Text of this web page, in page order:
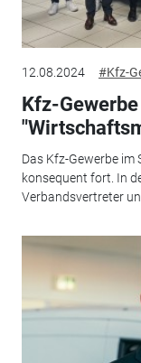
12.08.2024 #Kfz-
Kfz-
Das Kfz-Gewerbe
konsequent fort. In
Verbandsvertreter